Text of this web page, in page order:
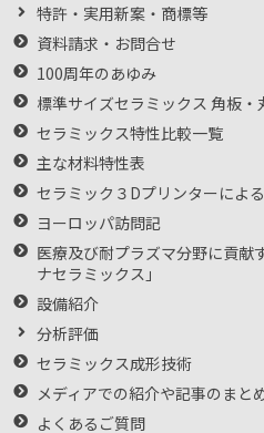
特許・実用新案・商標等
資料請求・お問合せ
100周年のあゆみ
標準サイズセラミックス 角板
セラミックス特性比較一覧
主な材料特性表
セラミック３Dプリンターによ
ヨーロッパ訪問記
医療及び耐プラズマ分野に貢献
ナセラミックス」
設備紹介
分析評価
セラミックス成形技術
メディアでの紹介や記事のまと
よくあるご質問